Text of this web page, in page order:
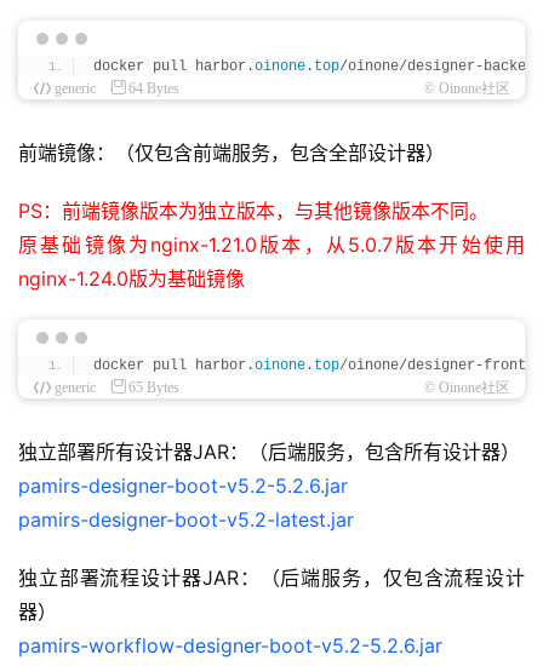
docker pull harbor.oinone . top/oinone/designer-
generic
64 Bytes © Oinone社区
前端镜像：（仅包含前端服务，包含全部设计器）
PS：前端镜像版本为独立版本，与其他镜像版本不同。
原基础镜像为nginx-1.21.0版本，从5.0.7版本开始使用
nginx-1.24.0版为基础镜像
docker pull harbor.oinone . top/oinone/designer-
generic
65 Bytes © Oinone社区
独立部署所有设计器JAR：（后端服务，包含所有设计器）
pamirs-designer-boot-v5.2-5.2.6.jar
pamirs-designer-boot-v5.2-latest.jar
独立部署流程设计器JAR：（后端服务，仅包含流程设计
器）
pamirs-workflow-designer-boot-v5.2-5.2.6.jar